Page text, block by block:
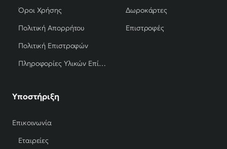
Όροι Χρήσης
Πολιτική Απορρήτου
Πολιτική Επιστροφών
Πληροφορίες Υλικών Επίπλων
Δωροκάρτες
Επιστροφές
Υποστήριξη
Επικοινωνία
Εταιρείες